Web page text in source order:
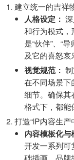
建立统一的吉祥
人格设定：
和行为模式，
是“伙伴”、“
及它的喜怒哀
视觉规范：
在不同场景下
细节。确保其
格式下，都能
打造“IP内容生产
内容模板化与
开发一系列可
础插画、品牌